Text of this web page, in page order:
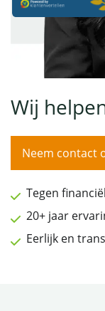
Wij
Neem contact
Tegen
20+ jaar
Eerlijk en